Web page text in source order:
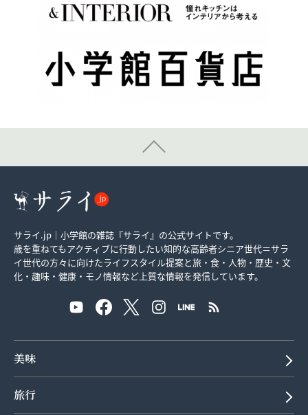
サライ.jp｜小学館の雑誌『サライ』の公式サイトです。
歳を重ねてもアクティブに行動したい知的な高齢者シニア世代＝サラ
イ世代の方々に向けたライフスタイル提案と旅・食・人物・歴史・文
化・趣味・健康・モノ情報など上質な情報を発信しています。
美味
旅行